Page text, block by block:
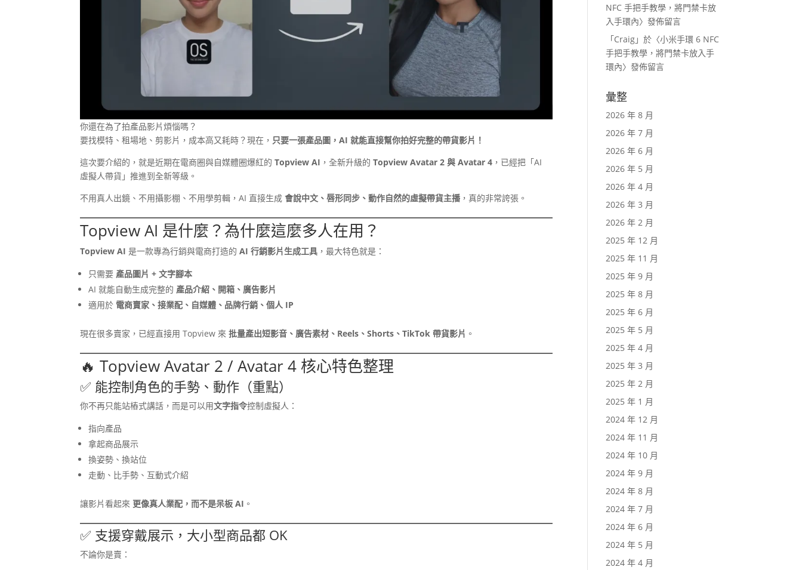
你還在為了拍產品影片煩惱嗎？
要找模特、租場地、剪影片，成本高又耗時？現在， 只要一張產品圖，AI 就能直接幫你拍好完整的帶貨影片！
這次要介紹的，就是近期在電商圈與自媒體圈爆紅的Topview AI ，全新升級的Topview Avatar 2 與 Avatar 4 ，已經把「AI
虛擬人帶貨」推進到全新等級。
不用真人出鏡、不用攝影棚、不用學剪輯，AI 直接生成會說中文、唇形同步、動作自然的虛擬帶貨主播 ，真的非常誇張。
Topview AI 是什麼？為什麼這麼多人在用？
Topview AI 是一款專為行銷與電商打造的AI 行銷影片生成工具 ，最大特色就是：
只需要 產品圖片 + 文字腳本
AI 就能自動生成完整的 產品介紹、開箱、廣告影片
適用於 電商賣家、接業配、自媒體、品牌行銷、個人 IP
現在很多賣家，已經直接用 Topview 來批量產出短影音、廣告素材、Reels、Shorts、TikTok 帶貨影片 。
🔥 Topview Avatar 2 / Avatar 4 核心特色整理
✅ 能控制角色的手勢、動作（重點）
你不再只能站樁式講話，而是可以用文字指令控制虛擬人：
指向產品
拿起商品展示
換姿勢、換站位
走動、比手勢、互動式介紹
讓影片看起來 更像真人業配，而不是呆板 AI 。
✅ 支援穿戴展示，大小型商品都 OK
不論你是賣：
NFC 手把手教學，將門禁卡放
入手環內〉發佈留言
「Craig 」於〈小米手環 6 NFC
手把手教學，將門禁卡放入手
環內〉發佈留言
彙整
2026 年 8 月
2026 年 7 月
2026 年 6 月
2026 年 5 月
2026 年 4 月
2026 年 3 月
2026 年 2 月
2025 年 12 月
2025 年 11 月
2025 年 9 月
2025 年 8 月
2025 年 6 月
2025 年 5 月
2025 年 4 月
2025 年 3 月
2025 年 2 月
2025 年 1 月
2024 年 12 月
2024 年 11 月
2024 年 10 月
2024 年 9 月
2024 年 8 月
2024 年 7 月
2024 年 6 月
2024 年 5 月
2024 年 4 月